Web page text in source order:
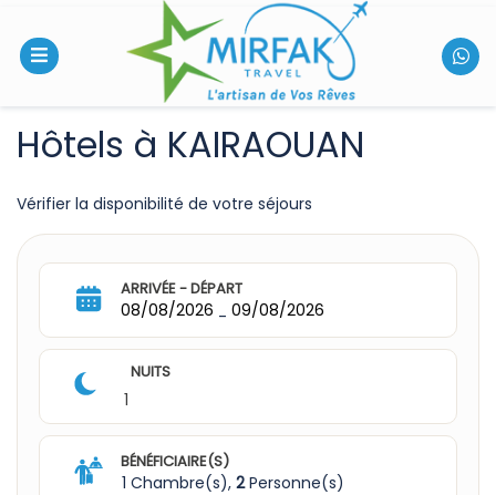
Hôtels à KAIRAOUAN
Vérifier la disponibilité de votre séjours
ARRIVÉE - DÉPART
08/08/2026 - 09/08/2026
NUITS
1
BÉNÉFICIAIRE(S)
1 Chambre(s), 2Personne(s)